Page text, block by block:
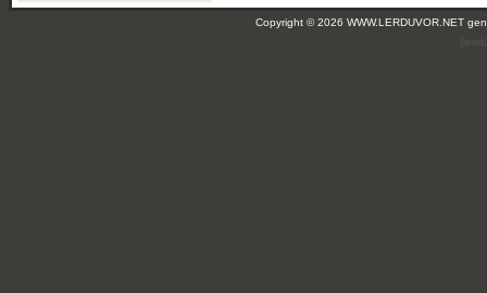
Copyright © 2026 WWW.LERDUVOR.NET